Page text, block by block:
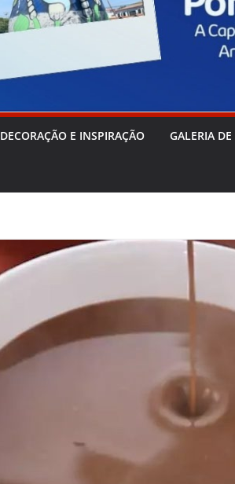
DECORAÇÃO E INSPIRAÇÃO GALERIA DE